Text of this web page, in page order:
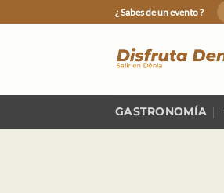
to
¿ Sabes de un evento ?
GASTRONOMÍA